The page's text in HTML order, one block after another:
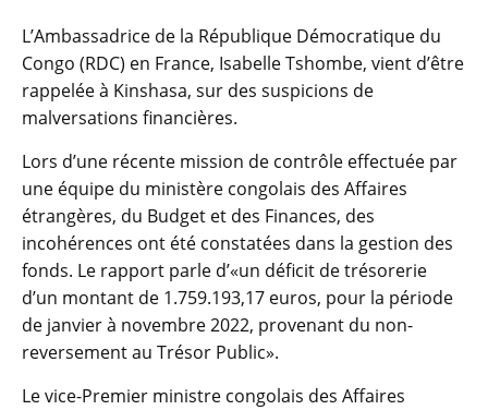
L’Ambassadrice de la République Démocratique du
Congo (RDC) en France, Isabelle Tshombe, vient d’être
rappelée à Kinshasa, sur des suspicions de
malversations financières.
Lors d’une récente mission de contrôle effectuée par
une équipe du ministère congolais des Affaires
étrangères, du Budget et des Finances, des
incohérences ont été constatées dans la gestion des
fonds. Le rapport parle d’«un déficit de trésorerie
d’un montant de 1.759.193,17 euros, pour la période
de janvier à novembre 2022, provenant du non-
reversement au Trésor Public».
Le vice-Premier ministre congolais des Affaires